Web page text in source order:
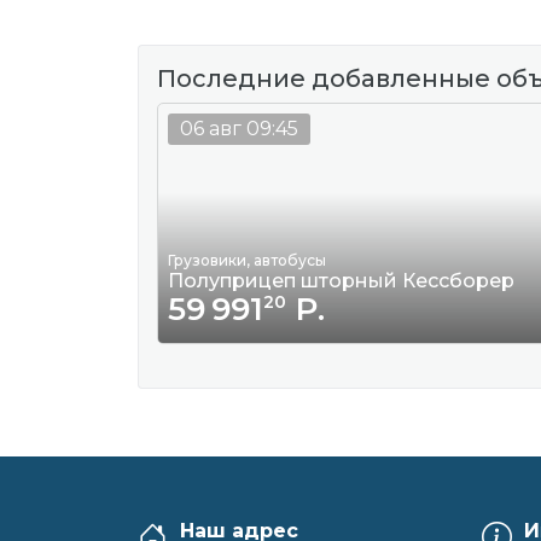
Последние добавленные
Грузовики, автобусы
Полуприцеп шторный Кессборер
59 99120Р.
06 авг 09:45
Наш адрес